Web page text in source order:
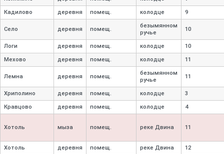
Кадилово деревня помещ. колодце 9
Село деревня помещ.
безымянном
ручье
10
Логи деревня помещ. колодце 10
Мехово деревня помещ. колодце 11
Лемна деревня помещ.
безымянном
ручье
11
Хриполино деревня помещ. колодце 3
Кравцово деревня помещ. колодце 4
Хотоль мыза помещ. реке Двина 11
Хотоль деревня помещ. реке Двина 12